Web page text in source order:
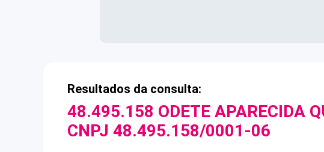
Resultados da consulta:
48.495.158 ODETE APARECIDA
CNPJ 48.495.158/0001-06